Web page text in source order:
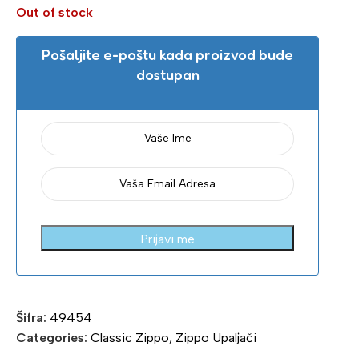
Out of stock
Pošaljite e-poštu kada proizvod bude
dostupan
Prijavi me
Šifra: 49454
Categories: Classic Zippo, Zippo Upaljači